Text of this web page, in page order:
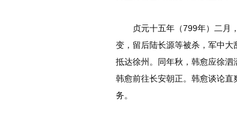
贞元十五年（799年）二月，
变，留后陆长源等被杀，军中
抵达徐州。同年秋，韩愈应徐
韩愈前往长安朝正。韩愈谈论
务。